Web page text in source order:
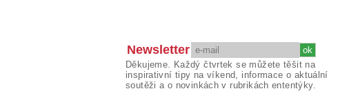
Newsletter
Děkujeme. Každý čtvrtek se můžete těšit na
inspirativní tipy na víkend, informace o aktuální
soutěži a o novinkách v rubrikách ententýky.